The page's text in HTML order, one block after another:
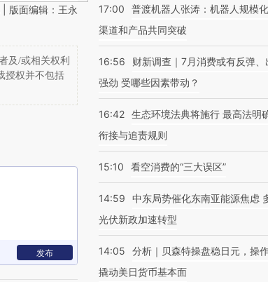
版面编辑：王永
及/或相关权利
授权并不包括
发布
17:00
普渡机器人张涛：机器人规模化
渠道和产品共同突破
16:56
财新调查｜7月消费或有反弹、
强劲 受哪些因素带动？
16:42 生态环境法典将施行 最高法明
衔接与追责规则
15:10 看空消费的“三大误区”
14:59
中东局势催化东南亚能源焦虑
光伏新政加速转型
14:05
分析｜贝森特操盘稳日元，操
撬动美日货币基本面